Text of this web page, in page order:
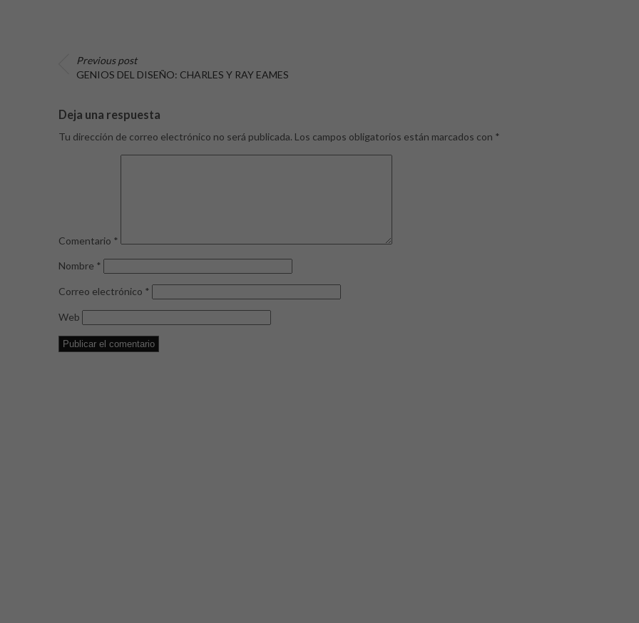
Previous post
GENIOS DEL DISEÑO: CHARLES Y RAY EAMES
Deja una respuesta
Tu dirección de correo electrónico no será publicada. Los campos obligatorios están marcados con *
Comentario *
Nombre *
Correo electrónico *
Web